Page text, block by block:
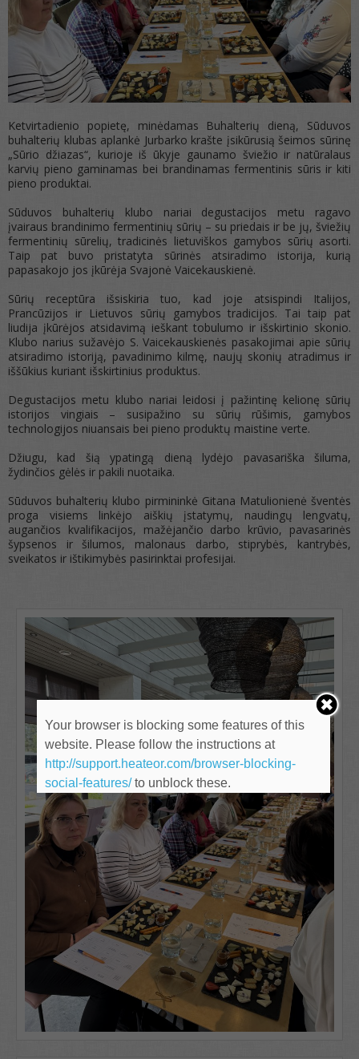
Ketvirtadienio popietę, minėdamas Buhalterių dieną, Sūduvos
buhalterių klubas aplankė Jurbarko krašte įsikūrusią šeimos sūrinę
„Sūrio džiazas“, kurioje iš ūkyje gaunamo šviežio ir natūralaus
karvių pieno gaminamas bei brandinamas fermentinis sūris ir kiti
pieno produktai.
Sūduvos buhalterių klubo nariai degustacijos metu ragavo
įvairaus brandinimo fermentinių sūrių – su priedais ir be jų, šviežių
fermentinių sūrelių, tradicinės lietuviškos gamybos sūrių asorti.
Taip pat buvo pristatyta sūrinės atsiradimo istorija, kurią
papasakojo jos įkūrėja Svajonė Vaicekauskienė.
Sūrių receptūra išsiskiria tuo, kad joje atsispindi Italijos,
Prancūzijos ir Lietuvos sūrių gamybos tradicijos. Tai taip pat
liudija įkūrėjos atsidavimą ieškant tobulumo ir išskirtinio skonio.
Klubo narius sužavėjo S. Vaicekauskienės pasakojimai apie sūrių
atsiradimo istoriją, pavadinimo kilmę, naujų skonių atradimus ir
iššūkius kuriant išskirtinius produktus.
Degustacijos metu klubo nariai leidosi į pažintinę kelionę sūrių
istorijos vingiais – susipažino su sūrių rūšimis, gamybos
technologijos niuansais bei pieno produktų maistine verte.
Džiugu, kad šią ypatingą dieną lydėjo pavasariška šiluma,
žydinčios gėlės ir pakili nuotaika.
Sūduvos buhalterių klubo pirmininkė Gitana Matulionienė šventės
proga visiems linkėjo aiškių įstatymų, naudingų lengvatų,
augančios kvalifikacijos, mažėjančio darbo krūvio, pavasarinės
šypsenos ir šilumos, malonaus darbo, stiprybės, kantrybės,
sveikatos ir ištikimybės pasirinktai profesijai.
Your browser is blocking some features of this
website. Please follow the instructions at
http://support.heateor.com/browser-blocking-
social-features/to unblock these.